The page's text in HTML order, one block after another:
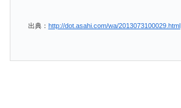
出典： http://dot.asahi.com/wa/2013073100029.html